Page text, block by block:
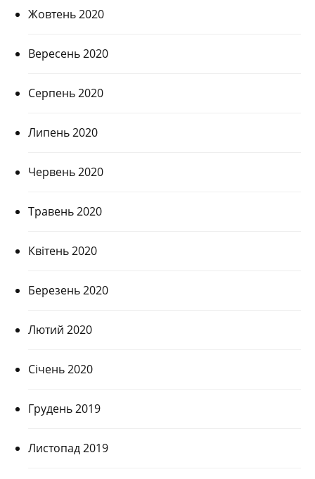
Жовтень 2020
Вересень 2020
Серпень 2020
Липень 2020
Червень 2020
Травень 2020
Квітень 2020
Березень 2020
Лютий 2020
Січень 2020
Грудень 2019
Листопад 2019